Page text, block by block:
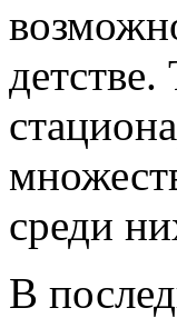
среди
В